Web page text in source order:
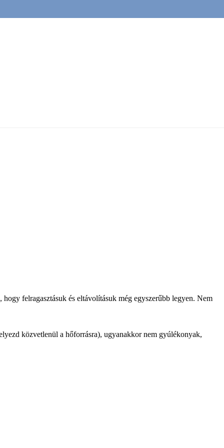
felragasztásuk és eltávolításuk még egyszerűbb legyen. Nem
közvetlenül a hőforrásra), ugyanakkor nem gyúlékonyak,